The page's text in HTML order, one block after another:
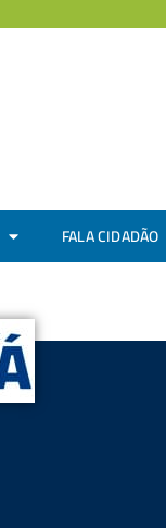
FALA CIDADÃO